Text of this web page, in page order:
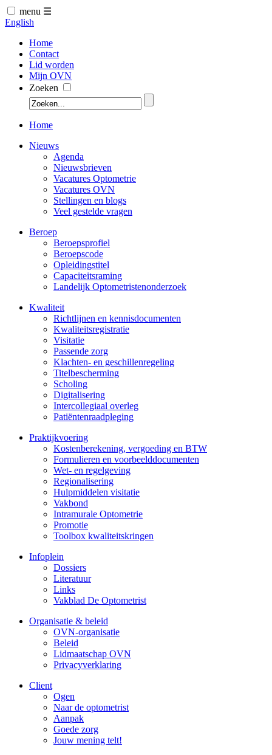
menu ☰
English
Home
Contact
Lid worden
Mijn OVN
Zoeken
Home
Nieuws
Agenda
Nieuwsbrieven
Vacatures Optometrie
Vacatures OVN
Stellingen en blogs
Veel gestelde vragen
Beroep
Beroepsprofiel
Beroepscode
Opleidingstitel
Capaciteitsraming
Landelijk Optometristenonderzoek
Kwaliteit
Richtlijnen en kennisdocumenten
Kwaliteitsregistratie
Visitatie
Passende zorg
Klachten- en geschillenregeling
Titelbescherming
Scholing
Digitalisering
Intercollegiaal overleg
Patiëntenraadpleging
Praktijkvoering
Kostenberekening, vergoeding en BTW
Formulieren en voorbeelddocumenten
Wet- en regelgeving
Regionalisering
Hulpmiddelen visitatie
Vakbond
Intramurale Optometrie
Promotie
Toolbox kwaliteitskringen
Infoplein
Dossiers
Literatuur
Links
Vakblad De Optometrist
Organisatie & beleid
OVN-organisatie
Beleid
Lidmaatschap OVN
Privacyverklaring
Client
Ogen
Naar de optometrist
Aanpak
Goede zorg
Jouw mening telt!